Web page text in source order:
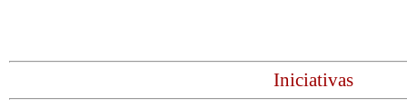
Iniciativas